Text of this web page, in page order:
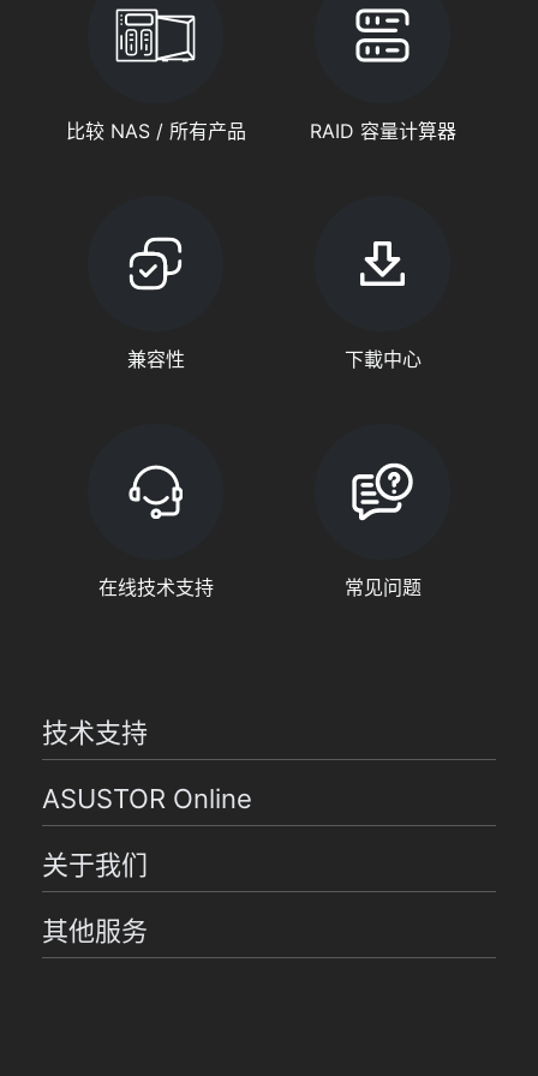
比较 NAS / 所有产品 RAID 容量计算器
兼容性 下載中心
在线技术支持 常见问题
技术支持
ASUSTOR Online
关于我们
其他服务